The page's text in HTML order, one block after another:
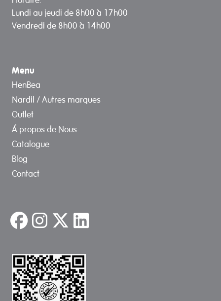
Lundi au jeudi de 8h00 à 17h00
Vendredi de 8h00 à 14h00
Menu
HenBea
Nardil / Autres marques
Outlet
Á propos de Nous
Catalogue
Blog
Contact